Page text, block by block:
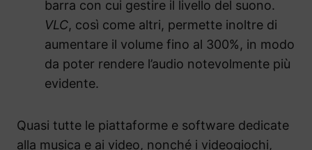
barra con cui gestire il livello del suono.
VLC, così come altri, permette inoltre di
aumentare il volume fino al 300%, in modo
da poter rendere l’audio notevolmente più
evidente.
Quasi tutte le piattaforme e software dedicate
alla musica e ai video, nonché i videogiochi,